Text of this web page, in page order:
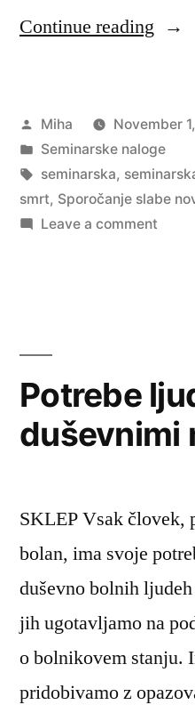
Continue reading
Posted
by
Miha
November
Posted
in
Seminarske naloge
Tags:
seminarska,
smrt, Sporočanje slabe
Leave a commenton
Potrebe
duševnimi
SKLEP Vsak človek,
bolan, ima svoje
duševno bolnih
jih ugotavljamo na
o bolnikovem stanju.
pridobivamo z